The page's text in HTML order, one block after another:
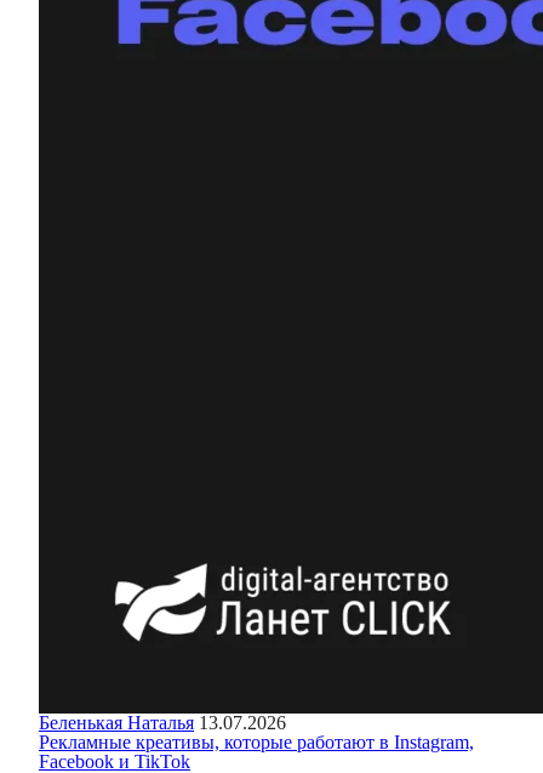
Беленькая Наталья 13.07.2026
Рекламные креативы, которые работают в Instagram,
Facebook и TikTok